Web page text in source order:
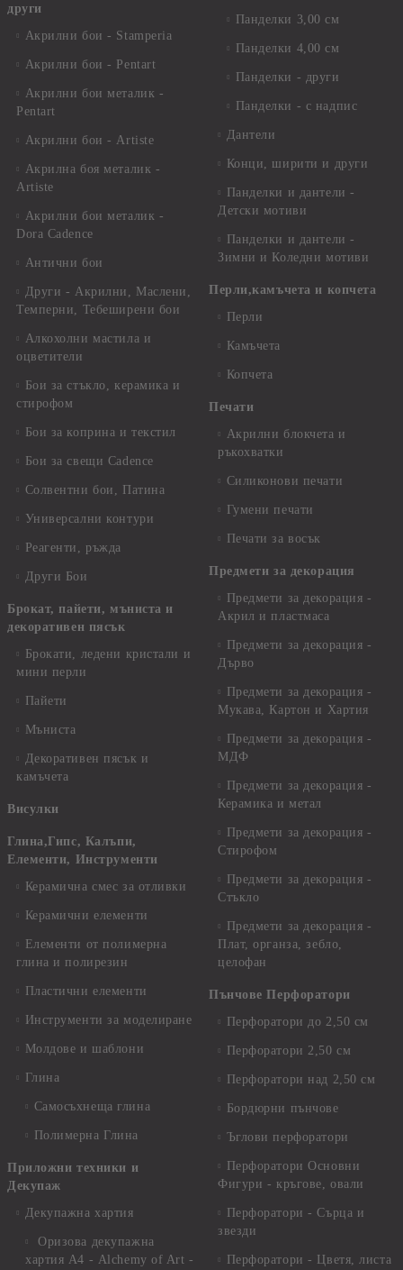
други
Акрилни бои - Stamperia
Акрилни бои - Pentart
Акрилни бои металик -
Pentart
Акрилни бои - Artiste
Акрилна боя металик -
Artiste
Акрилни бои металик -
Dora Cadence
Антични бои
Други - Акрилни, Маслени,
Темперни, Тебеширени бои
Алкохолни мастила и
оцветители
Бои за стъкло, керамика и
стирофом
Бои за коприна и текстил
Бои за свещи Cadence
Солвентни бои, Патина
Универсални контури
Реагенти, ръжда
Други Бои
Брокат, пайети, мъниста и
декоративен пясък
Брокати, ледени кристали и
мини перли
Пайети
Мъниста
Декоративен пясък и
камъчета
Висулки
Глина,Гипс, Калъпи,
Елементи, Инструменти
Керамична смес за отливки
Керамични елементи
Елементи от полимерна
глина и полирезин
Пластични елементи
Инструменти за моделиране
Молдове и шаблони
Глина
Самосъхнеща глина
Полимерна Глина
Приложни техники и
Декупаж
Декупажна хартия
Оризова декупажна
хартия А4 - Alchemy of Art -
Панделки 3,00 см
Панделки 4,00 см
Панделки - други
Панделки - с надпис
Дантели
Конци, ширити и други
Панделки и дантели -
Детски мотиви
Панделки и дантели -
Зимни и Коледни мотиви
Перли,камъчета и копчета
Перли
Камъчета
Копчета
Печати
Акрилни блокчета и
ръкохватки
Силиконови печати
Гумени печати
Печати за восък
Предмети за декорация
Предмети за декорация -
Акрил и пластмаса
Предмети за декорация -
Дърво
Предмети за декорация -
Мукава, Картон и Хартия
Предмети за декорация -
МДФ
Предмети за декорация -
Керамика и метал
Предмети за декорация -
Стирофом
Предмети за декорация -
Стъкло
Предмети за декорация -
Плат, органза, зебло,
целофан
Пънчове Перфоратори
Перфоратори до 2,50 см
Перфоратори 2,50 см
Перфоратори над 2,50 см
Бордюрни пънчове
Ъглови перфоратори
Перфоратори Основни
Фигури - кръгове, овали
Перфоратори - Сърца и
звезди
Перфоратори - Цветя, листа